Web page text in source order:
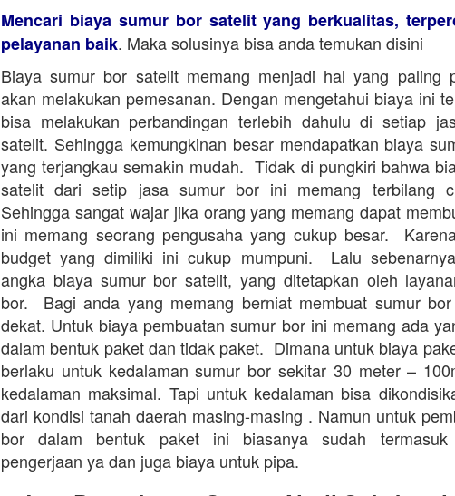
Mencari biaya sumur bor satelit yang berkualitas,
pelayanan baik. Maka solusinya bisa anda temukan disini
Biaya sumur bor satelit memang menjadi hal yang paling
akan melakukan pemesanan. Dengan mengetahui biaya ini
bisa melakukan perbandingan terlebih dahulu di setiap
satelit. Sehingga kemungkinan besar mendapatkan biaya
yang terjangkau semakin mudah. Tidak di pungkiri bahwa
satelit dari setip jasa sumur bor ini memang terbilang
Sehingga sangat wajar jika orang yang memang dapat
ini memang seorang pengusaha yang cukup besar.
budget yang dimiliki ini cukup mumpuni. Lalu
angka biaya sumur bor satelit, yang ditetapkan oleh
bor. Bagi anda yang memang berniat membuat sumur
dekat. Untuk biaya pembuatan sumur bor ini memang ada
dalam bentuk paket dan tidak paket. Dimana untuk biaya
berlaku untuk kedalaman sumur bor sekitar 30 meter –
kedalaman maksimal. Tapi untuk kedalaman bisa
dari kondisi tanah daerah masing-masing . Namun untuk
bor dalam bentuk paket ini biasanya sudah
pengerjaan ya dan juga biaya untuk pipa.